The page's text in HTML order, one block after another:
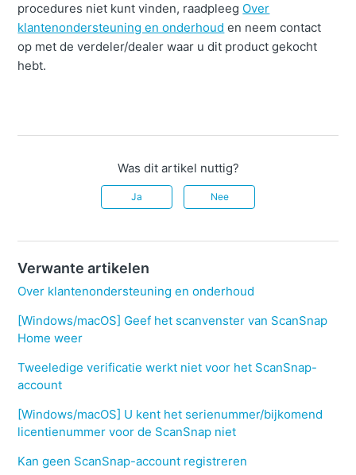
procedures niet kunt vinden, raadpleeg Over
klantenondersteuning en onderhoud en neem contact
op met de verdeler/dealer waar u dit product gekocht
hebt.
Was dit artikel nuttig?
Ja Nee
Verwante artikelen
Over klantenondersteuning en onderhoud
[Windows/macOS] Geef het scanvenster van ScanSnap
Home weer
Tweeledige verificatie werkt niet voor het ScanSnap-
account
[Windows/macOS] U kent het serienummer/bijkomend
licentienummer voor de ScanSnap niet
Kan geen ScanSnap-account registreren